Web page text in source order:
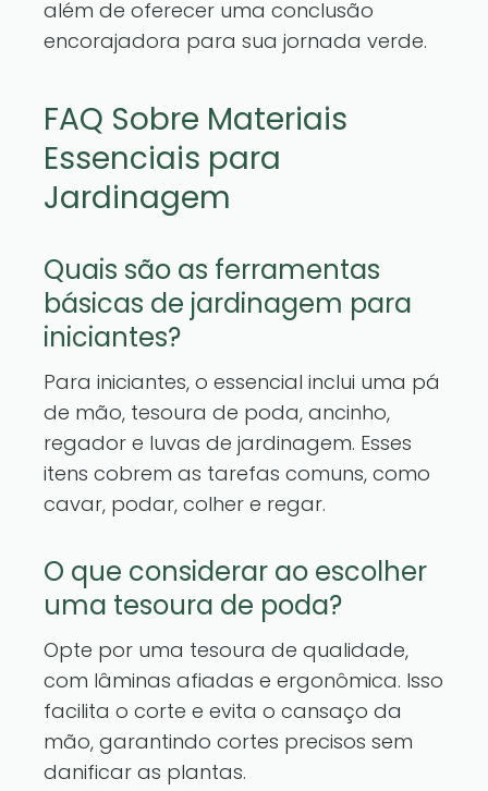
além de oferecer uma conclusão
encorajadora para sua jornada verde.
FAQ Sobre Materiais
Essenciais para
Jardinagem
Quais são as ferramentas
básicas de jardinagem para
iniciantes?
Para iniciantes, o essencial inclui uma pá
de mão, tesoura de poda, ancinho,
regador e luvas de jardinagem. Esses
itens cobrem as tarefas comuns, como
cavar, podar, colher e regar.
O que considerar ao escolher
uma tesoura de poda?
Opte por uma tesoura de qualidade,
com lâminas afiadas e ergonômica. Isso
facilita o corte e evita o cansaço da
mão, garantindo cortes precisos sem
danificar as plantas.